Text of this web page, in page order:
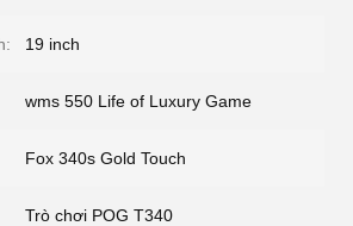
19 inch
wms 550 Life of Luxury Game
Fox 340s Gold Touch
Trò chơi POG T340